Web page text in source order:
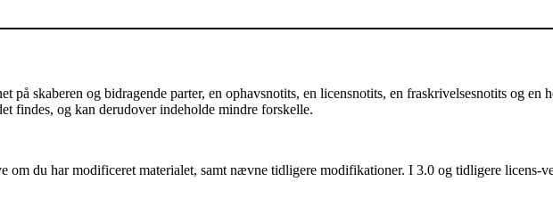
på skaberen og bidragende parter, en ophavsnotits, en licensnotits, en fraskrivelsesnotits og en
findes, og kan derudover indeholde mindre forskelle.
om du har modificeret materialet, samt nævne tidligere modifikationer. I 3.0 og tidligere licens-